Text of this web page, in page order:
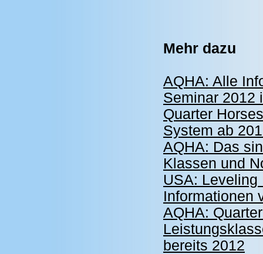
Mehr dazu
AQHA: Alle
Seminar 2012
Quarter
System ab
AQHA: Das
Klassen und
USA: Leveling
Informationen
AQHA:
bereits 2012